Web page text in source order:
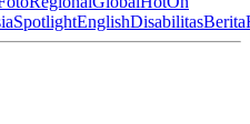
SpotlightEnglishDisabilitasBerita